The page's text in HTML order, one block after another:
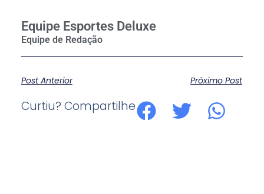
Equipe Esportes Deluxe
Post Anterior Próximo Post
Curtiu? Compartilhe